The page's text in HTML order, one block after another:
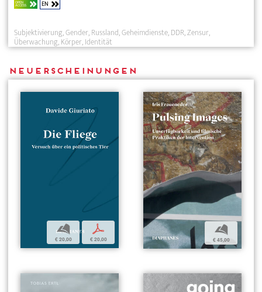
OPEN
ACCESS EN
Subjektivierung Gender Russland Geheimdienste DDR Zensur
Überwachung Körper Identität
Neuerscheinungen
b
€ 20,00
p
€ 20,00
b
€ 45,00